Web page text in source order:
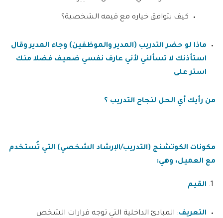
كيف يتوافق خياره مع قيمه الشخصية؟
ماذا لو حضر التدريب (المدير والموظفين) وجاء المدير وقال
استأذنك لا تسألني لأني عارف نفسي ضعيف فضلا منك
استر على
من رأيك أي الحل لنجاح التدريب ؟
مكونات الكوتشنج (التدريب/الإرشاد الشخصي) التي تُستخدم
مع العميل، وهي:
القيم
التعريف: المبادئ الداخلية التي توجه قرارات الشخص